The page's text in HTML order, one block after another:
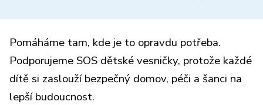
Pomáháme tam, kde je to opravdu potřeba.
Podporujeme SOS dětské vesničky, protože každé
dítě si zaslouží bezpečný domov, péči a šanci na
lepší budoucnost.